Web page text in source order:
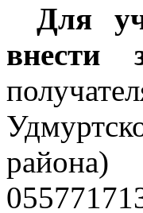
Для
внести